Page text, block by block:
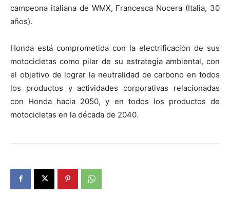
campeona italiana de WMX, Francesca Nocera (Italia, 30
años).
Honda está comprometida con la electrificación de sus
motocicletas como pilar de su estrategia ambiental, con
el objetivo de lograr la neutralidad de carbono en todos
los productos y actividades corporativas relacionadas
con Honda hacia 2050, y en todos los productos de
motocicletas en la década de 2040.